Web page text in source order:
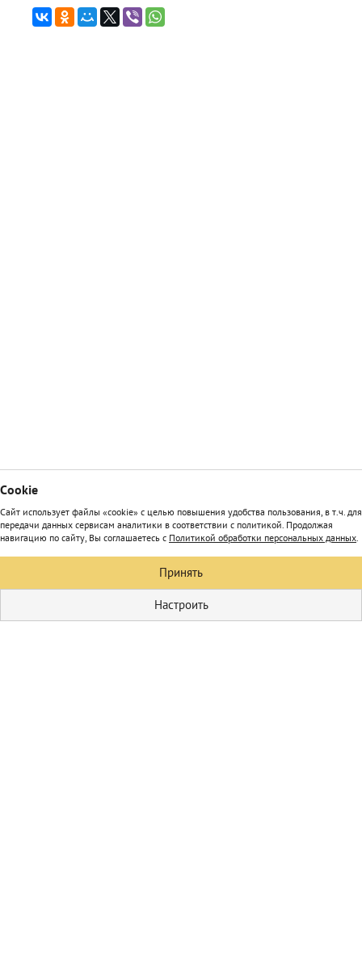
Сookie
Сайт использует файлы «cookie» с целью повышения удобства пользования, в т.ч. для
передачи данных сервисам аналитики в соответствии с политикой. Продолжая
навигацию по сайту, Вы соглашаетесь с Политикой обработки персональных данных.
Принять
Настроить